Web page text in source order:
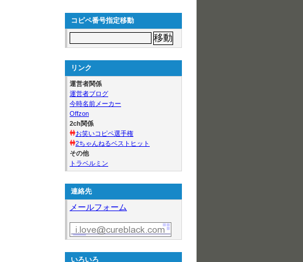
コピペ番号指定移動
リンク
運営者関係
運営者ブログ
今時名前メーカー
Offzon
2ch関係
お笑いコピペ選手権
2ちゃんねるベストヒット
その他
トラベルミン
連絡先
メールフォーム
いろいろ